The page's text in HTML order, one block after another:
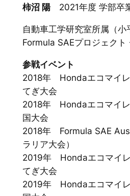
柿沼 陽2021年度 学部卒
自動車工学研究室所属（小
Formula SAEプロジェクト
参戦イベント
2018年 Hondaエコマイレ
てぎ大会
2018年 Hondaエコマイ
国大会
2018年 Formula SAE
ラリア大会）
2019年 Hondaエコマイ
てぎ大会
2019年 Hondaエコマイ